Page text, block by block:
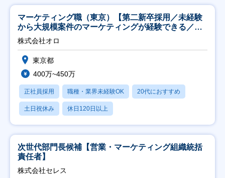
マーケティング職（東京）【第二新卒採用／未経験
から大規模案件のマーケティングが経験できる／研
修充実】
株式会社オロ
東京都
400万~450万
正社員採用 職種・業界未経験OK 20代におすすめ
土日祝休み 休日120日以上
次世代部門長候補【営業・マーケティング組織統括
責任者】
株式会社セレス